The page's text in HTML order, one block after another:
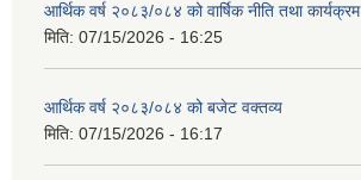
आर्थिक वर्ष २०८३/०८४ को वार्षिक नीति तथा कार्यक्रम
मिति: 07/15/2026 - 16:25
आर्थिक वर्ष २०८३/०८४ को बजेट वक्तव्य
मिति: 07/15/2026 - 16:17